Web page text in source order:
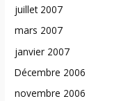
juillet 2007
mars 2007
janvier 2007
Décembre 2006
novembre 2006